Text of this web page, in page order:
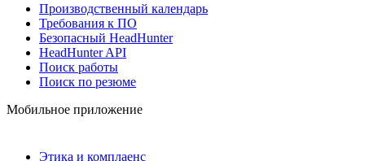
Производственный календарь
Требования к ПО
Безопасный HeadHunter
HeadHunter API
Поиск работы
Поиск по резюме
Мобильное приложение
Этика и комплаенс